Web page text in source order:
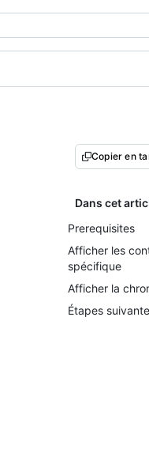
Copier en
Dans cet
Prerequisites
Afficher les
spécifique
Afficher la
Étapes